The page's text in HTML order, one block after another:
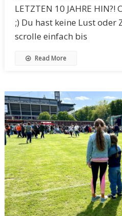
LETZTEN 10 JAHRE
;) Du hast keine Lust oder
scrolle einfach bis
Read More